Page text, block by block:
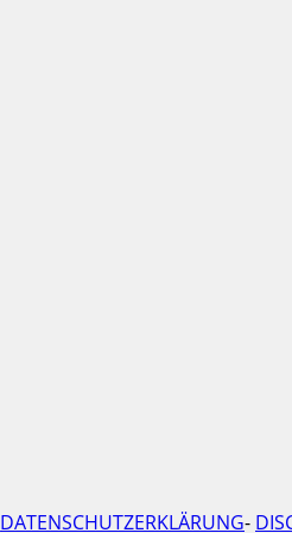
DATENSCHUTZERKLÄRUNG-